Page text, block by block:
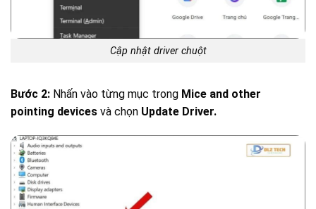
Cập nhật driver chuột
Bước 2: Nhấn vào từng mục trong Mice and other
pointing devices và chọn Update Driver.